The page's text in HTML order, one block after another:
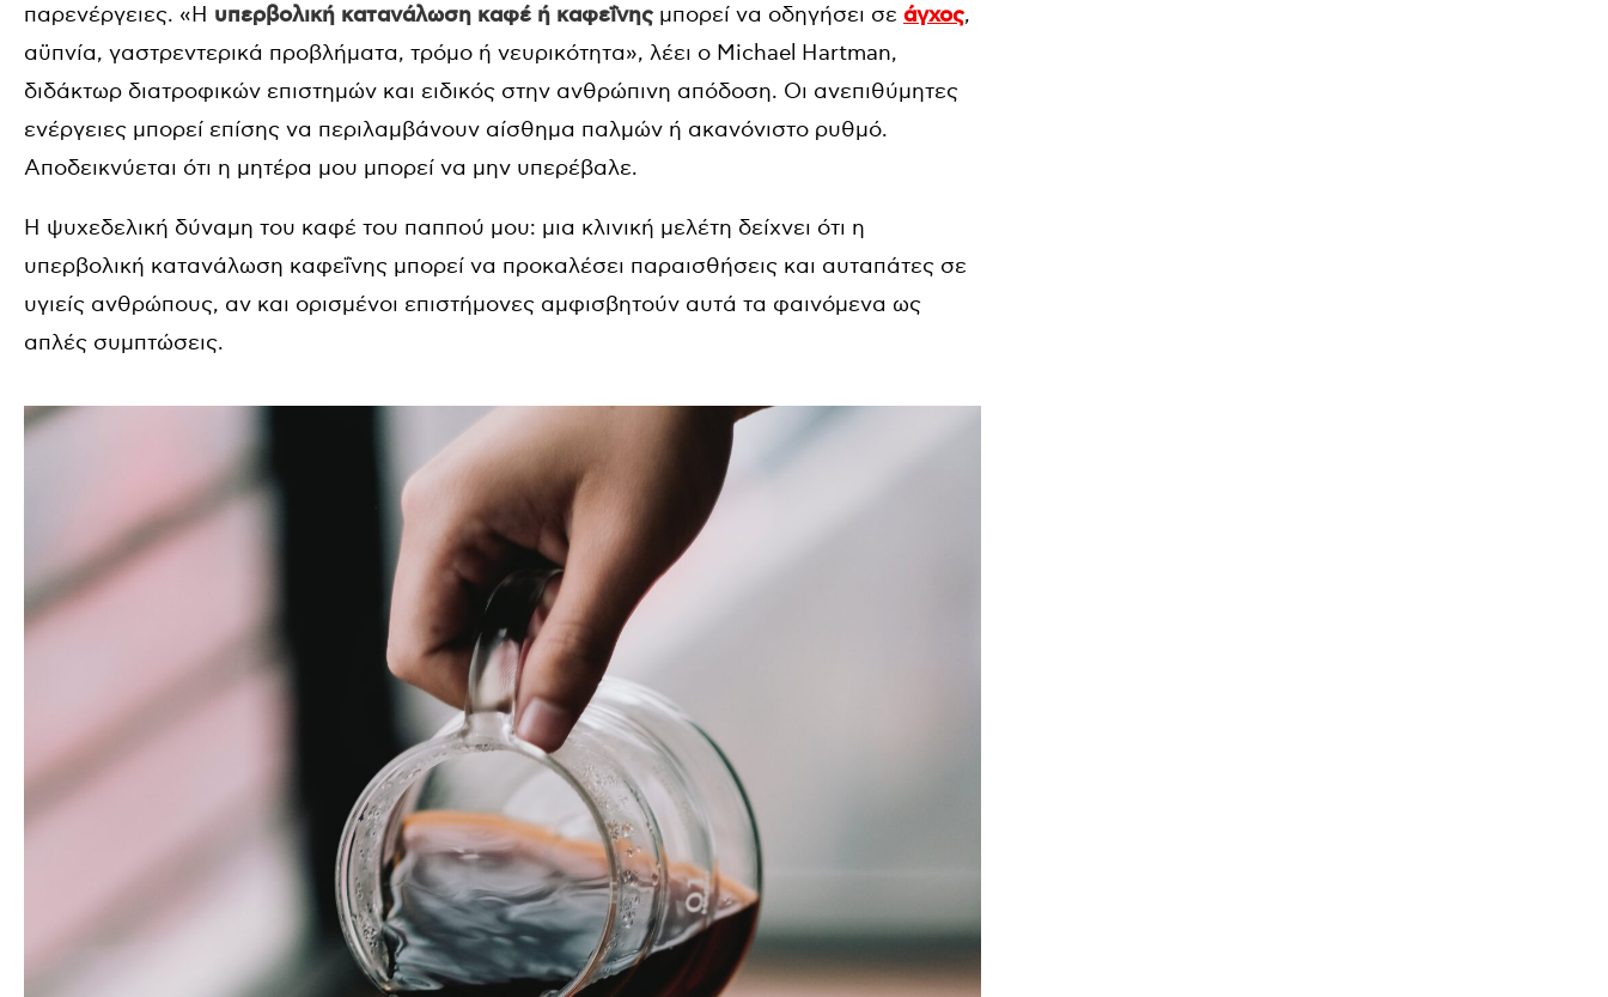
παρενέργειες. «Η υπερβολική κατανάλωση καφέ ή καφεΐνης μπορεί να οδηγήσει σε άγχος,
αϋπνία, γαστρεντερικά προβλήματα, τρόμο ή νευρικότητα», λέει ο Michael Hartman,
διδάκτωρ διατροφικών επιστημών και ειδικός στην ανθρώπινη απόδοση. Οι ανεπιθύμητες
ενέργειες μπορεί επίσης να περιλαμβάνουν αίσθημα παλμών ή ακανόνιστο ρυθμό.
Αποδεικνύεται ότι η μητέρα μου μπορεί να μην υπερέβαλε.
Η ψυχεδελική δύναμη του καφέ του παππού μου: μια κλινική μελέτη δείχνει ότι η
υπερβολική κατανάλωση καφεΐνης μπορεί να προκαλέσει παραισθήσεις και αυταπάτες σε
υγιείς ανθρώπους, αν και ορισμένοι επιστήμονες αμφισβητούν αυτά τα φαινόμενα ως
απλές συμπτώσεις.